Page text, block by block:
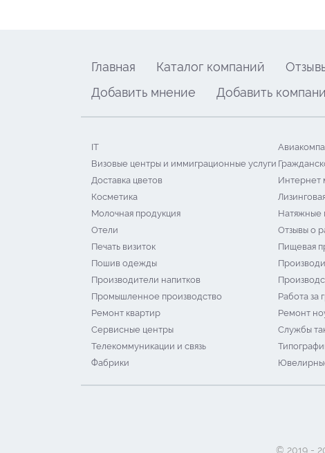
Главная Каталог компаний
Добавить мнение
Добавить
IT
Визовые центры и иммиграционные услуги
Доставка цветов
Интернет
Косметика
Молочная продукция
Натяжные
Отели
Отзывы о
Печать визиток
Пищевая
Пошив одежды
Производители напитков
Промышленное производство
Работа за
Ремонт квартир
Ремонт
Сервисные центры
Службы
Телекоммуникации и связь
Фабрики
© 2019 -